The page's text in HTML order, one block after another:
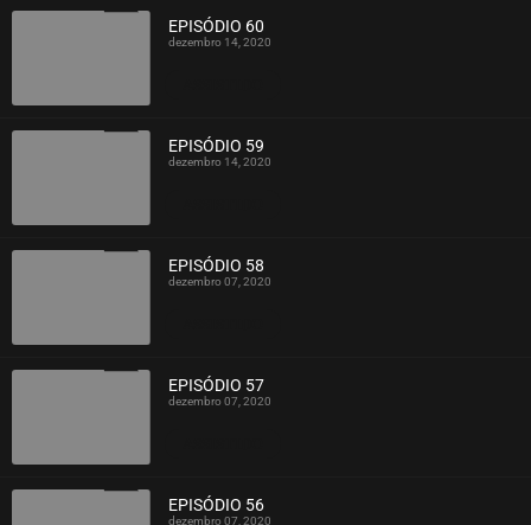
EPISÓDIO 60
dezembro 14, 2020
EPISÓDIO 59
dezembro 14, 2020
EPISÓDIO 58
dezembro 07, 2020
EPISÓDIO 57
dezembro 07, 2020
EPISÓDIO 56
dezembro 07, 2020